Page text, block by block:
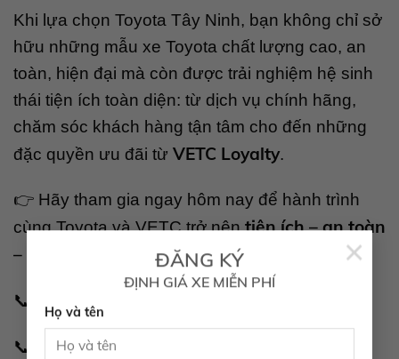
ĐĂNG KÝ
ĐỊNH GIÁ XE MIỄN PHÍ
Họ và tên
×
Khi lựa chọn Toyota Tây Ninh, bạn không chỉ sở
hữu những mẫu xe Toyota chất lượng cao, an
toàn, hiện đại mà còn được trải nghiệm hệ sinh
thái tiện ích toàn diện: từ dịch vụ chính hãng,
chăm sóc khách hàng tận tâm cho đến những
đặc quyền ưu đãi từ VETC Loyalty.
👉 Hãy tham gia ngay hôm nay để hành trình
cùng Toyota và VETC trở nêntiện ích – an toàn
– trọn vẹn hơn
📞 Hotline Toyota Tây Ninh:
📞 Hotline VETC: